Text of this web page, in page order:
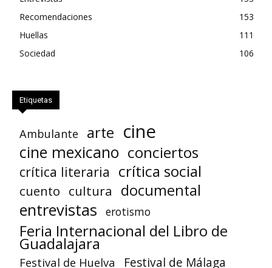
Recomendaciones
153
Huellas
111
Sociedad
106
Etiquetas
Ambulante arte cine
cine mexicano conciertos
crítica literaria crítica social
cuento cultura documental
entrevistas erotismo
Feria Internacional del Libro de
Guadalajara
Festival de Huelva Festival de Málaga